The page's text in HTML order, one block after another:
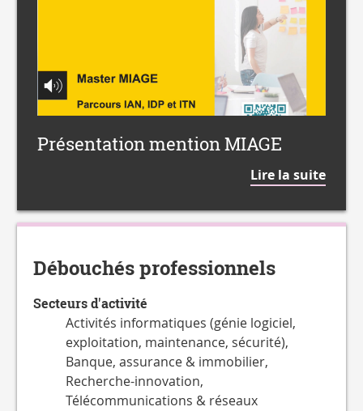
Présentation mention MIAGE
Lire la suitede
Débouchés professionnels
Secteurs d'activité
Activités informatiques (génie logiciel,
exploitation, maintenance, sécurité),
Banque, assurance & immobilier,
Recherche-innovation,
Télécommunications & réseaux